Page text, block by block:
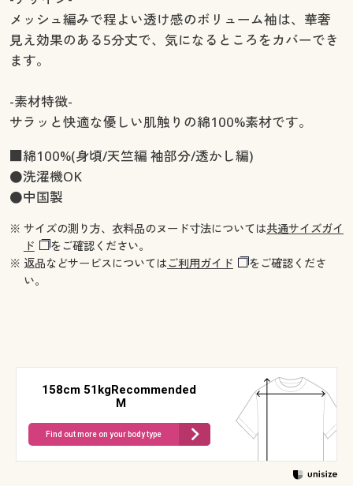
メッシュ編みで程よい透け感のボリューム袖は、華奢
見え効果のある5分丈で、気になるところをカバーでき
ます。
-素材特徴-
サラッと快適な優しい肌触りの綿100%素材です。
■綿100%(身頃/天竺編 袖部分/透かし編)
●洗濯機OK
●中国製
※ サイズの測り方、衣料品のヌード寸法については共通サイズガイ
ド
をご確認ください。
※ 返品などサービスについてはご利用ガイド
をご確認くださ
い。
158cm 51kgRecommended
M
Find out more on your body type